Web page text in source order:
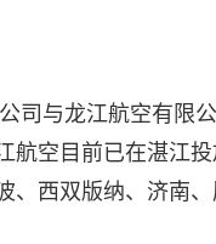
司与龙江航空有限
航空目前已在湛江
、西双版纳、济南